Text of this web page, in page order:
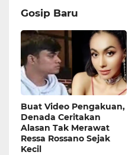
Gosip Baru
Buat Video Pengakuan,
Denada Ceritakan
Alasan Tak Merawat
Ressa Rossano Sejak
Kecil